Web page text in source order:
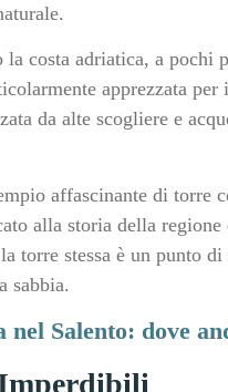
costa adriatica, a pochi
apprezzata per
da alte scogliere e
affascinante di torre
alla storia della regione
stessa è un punto di
sabbia.
Salento: dove